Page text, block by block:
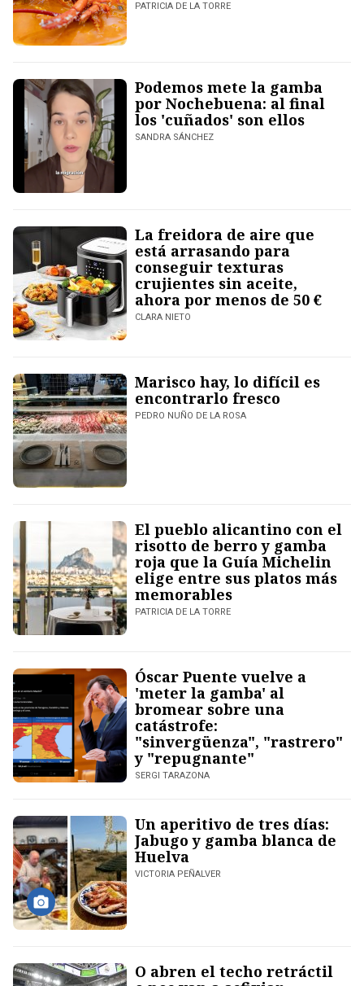
PATRICIA DE LA TORRE
Podemos mete la gamba
por Nochebuena: al final
los 'cuñados' son ellos
SANDRA SÁNCHEZ
La freidora de aire que
está arrasando para
conseguir texturas
crujientes sin aceite,
ahora por menos de 50 €
CLARA NIETO
Marisco hay, lo difícil es
encontrarlo fresco
PEDRO NUÑO DE LA ROSA
El pueblo alicantino con el
risotto de berro y gamba
roja que la Guía Michelin
elige entre sus platos más
memorables
PATRICIA DE LA TORRE
Óscar Puente vuelve a
'meter la gamba' al
bromear sobre una
catástrofe:
"sinvergüenza", "rastrero"
y "repugnante"
SERGI TARAZONA
Un aperitivo de tres días:
Jabugo y gamba blanca de
Huelva
VICTORIA PEÑALVER
O abren el techo retráctil